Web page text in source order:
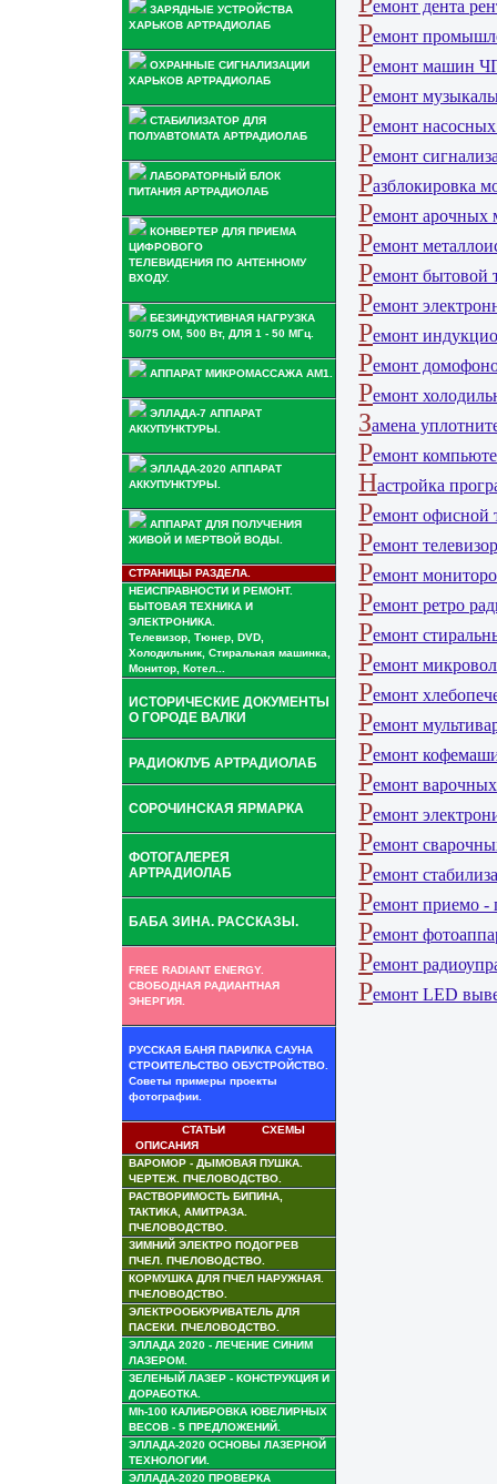
ЗАРЯДНЫЕ УСТРОЙСТВА
ХАРЬКОВ АРТРАДИОЛАБ
ОХРАННЫЕ СИГНАЛИЗАЦИИ
ХАРЬКОВ АРТРАДИОЛАБ
СТАБИЛИЗАТОР ДЛЯ
ПОЛУАВТОМАТА АРТРАДИОЛАБ
ЛАБОРАТОРНЫЙ БЛОК
ПИТАНИЯ АРТРАДИОЛАБ
КОНВЕРТЕР ДЛЯ ПРИЕМА
ЦИФРОВОГО
ТЕЛЕВИДЕНИЯ ПО АНТЕННОМУ
ВХОДУ.
БЕЗИНДУКТИВНАЯ НАГРУЗКА
50/75 ОМ, 500 Вт, ДЛЯ 1 - 50 МГц.
АППАРАТ МИКРОМАССАЖА АМ1.
ЭЛЛАДА-7 АППАРАТ
АККУПУНКТУРЫ.
ЭЛЛАДА-2020 АППАРАТ
АККУПУНКТУРЫ.
АППАРАТ ДЛЯ ПОЛУЧЕНИЯ
ЖИВОЙ И МЕРТВОЙ ВОДЫ.
СТРАНИЦЫ РАЗДЕЛА.
НЕИСПРАВНОСТИ И РЕМОНТ.
БЫТОВАЯ ТЕХНИКА И
ЭЛЕКТРОНИКА.
Телевизор, Тюнер, DVD,
Холодильник, Стиральная машинка,
Монитор, Котел...
ИСТОРИЧЕСКИЕ ДОКУМЕНТЫ
О ГОРОДЕ ВАЛКИ
РАДИОКЛУБ АРТРАДИОЛАБ
СОРОЧИНСКАЯ ЯРМАРКА
ФОТОГАЛЕРЕЯ
АРТРАДИОЛАБ
БАБА ЗИНА. РАССКАЗЫ.
FREE RADIANT ENERGY.
СВОБОДНАЯ РАДИАНТНАЯ
ЭНЕРГИЯ.
РУССКАЯ БАНЯ ПАРИЛКА САУНА
СТРОИТЕЛЬСТВО ОБУСТРОЙСТВО.
Советы примеры проекты
фотографии.
СТАТЬИ СХЕМЫ
ОПИСАНИЯ
ВАРОМОР - ДЫМОВАЯ ПУШКА.
ЧЕРТЕЖ. ПЧЕЛОВОДСТВО.
РАСТВОРИМОСТЬ БИПИНА,
ТАКТИКА, АМИТРАЗА.
ПЧЕЛОВОДСТВО.
ЗИМНИЙ ЭЛЕКТРО ПОДОГРЕВ
ПЧЕЛ. ПЧЕЛОВОДСТВО.
КОРМУШКА ДЛЯ ПЧЕЛ НАРУЖНАЯ.
ПЧЕЛОВОДСТВО.
ЭЛЕКТРООБКУРИВАТЕЛЬ ДЛЯ
ПАСЕКИ. ПЧЕЛОВОДСТВО.
ЭЛЛАДА 2020 - ЛЕЧЕНИЕ СИНИМ
ЛАЗЕРОМ.
ЗЕЛЕНЫЙ ЛАЗЕР - КОНСТРУКЦИЯ И
ДОРАБОТКА.
Mh-100 КАЛИБРОВКА ЮВЕЛИРНЫХ
ВЕСОВ - 5 ПРЕДЛОЖЕНИЙ.
ЭЛЛАДА-2020 ОСНОВЫ ЛАЗЕРНОЙ
ТЕХНОЛОГИИ.
ЭЛЛАДА-2020 ПРОВЕРКА
емонт дента
Ремонт
Ремонт машин
Ремонт
Ремонт
Ремонт
Разблокировка
Ремонт арочных
Ремонт
Ремонт бытовой
Ремонт
Ремонт
Ремонт
Ремонт
Замена
Ремонт
Настройка
Ремонт офисной
Ремонт
Ремонт
Ремонт ретро
Ремонт
Ремонт
Ремонт
Ремонт
Ремонт
Ремонт
Ремонт
Ремонт
Ремонт
Ремонт приемо -
Ремонт
Ремонт
Ремонт LED